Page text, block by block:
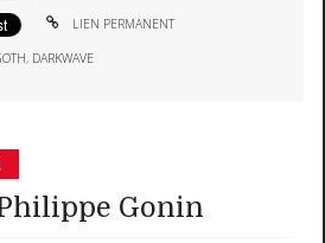
LIEN PERMANENT
, DARKWAVE
Gonin